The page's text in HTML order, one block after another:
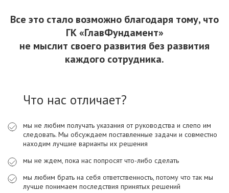
Все это стало возможно благодаря тому, что
ГК «ГлавФундамент»
не мыслит своего развития без развития
каждого сотрудника.
Что нас отличает?
мы не любим получать указания от руководства и слепо им
следовать. Мы обсуждаем поставленные задачи и совместно
находим лучшие варианты их решения
мы не ждем, пока нас попросят что-либо сделать
мы любим брать на себя ответственность, потому что так мы
лучше понимаем последствия принятых решений